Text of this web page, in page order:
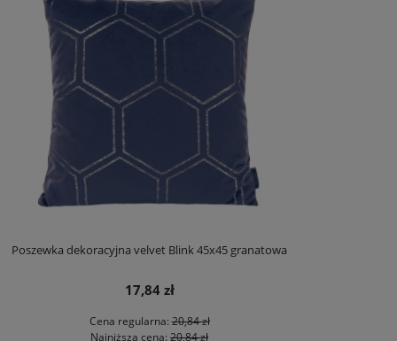
Poszewka dekoracyjna velvet Blink 45x45 granatowa
17,84 zł
Cena regularna:20,84 zł
Najniższa cena: 20,84 zł